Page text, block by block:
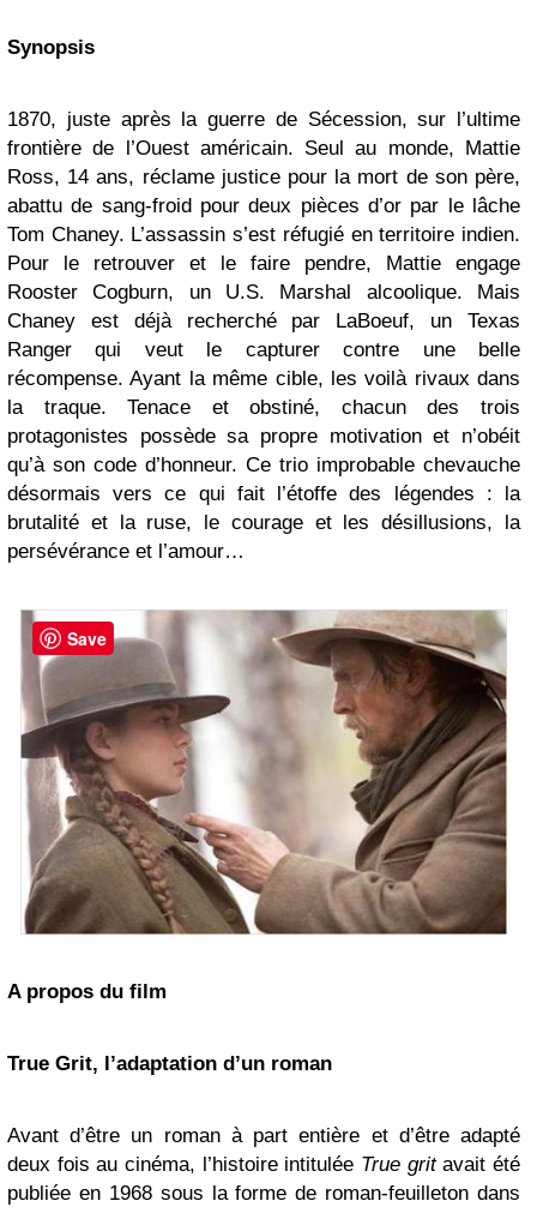
Synopsis
1870, juste après la guerre de Sécession, sur l’ultime
frontière de l’Ouest américain. Seul au monde, Mattie
Ross, 14 ans, réclame justice pour la mort de son père,
abattu de sang-froid pour deux pièces d’or par le lâche
Tom Chaney. L’assassin s’est réfugié en territoire indien.
Pour le retrouver et le faire pendre, Mattie engage
Rooster Cogburn, un U.S. Marshal alcoolique. Mais
Chaney est déjà recherché par LaBoeuf, un Texas
Ranger qui veut le capturer contre une belle
récompense. Ayant la même cible, les voilà rivaux dans
la traque. Tenace et obstiné, chacun des trois
protagonistes possède sa propre motivation et n’obéit
qu’à son code d’honneur. Ce trio improbable chevauche
désormais vers ce qui fait l’étoffe des légendes : la
brutalité et la ruse, le courage et les désillusions, la
persévérance et l’amour…
A propos du film
True Grit, l’adaptation d’un roman
Avant d’être un roman à part entière et d’être adapté
deux fois au cinéma, l’histoire intitulée True gritavait été
publiée en 1968 sous la forme de roman-feuilleton dans
Save